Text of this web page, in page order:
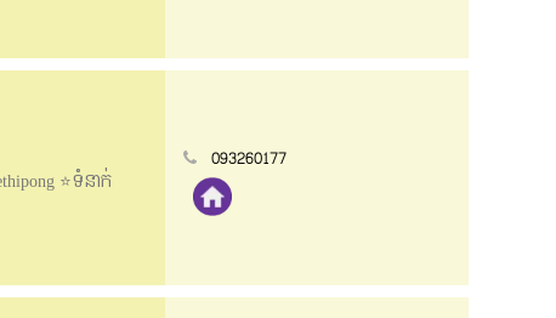
⭐️ទំនាក់
093260177